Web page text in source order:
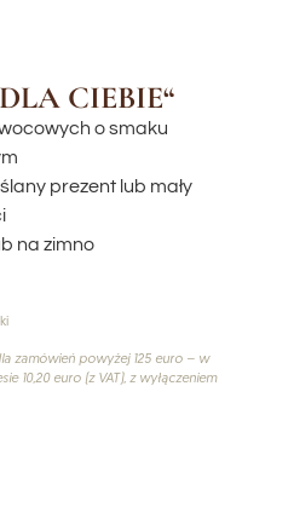
CIEBIE“
o smaku
prezent lub mały
na zimno
zamówień powyżej 125 euro – w
10,20 euro (z VAT), z wyłączeniem